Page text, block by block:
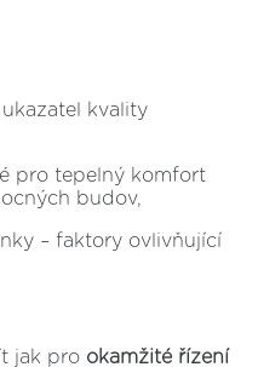
kvality
pro tepelný komfort
budov,
– faktory ovlivňující
jak pro okamžité řízení